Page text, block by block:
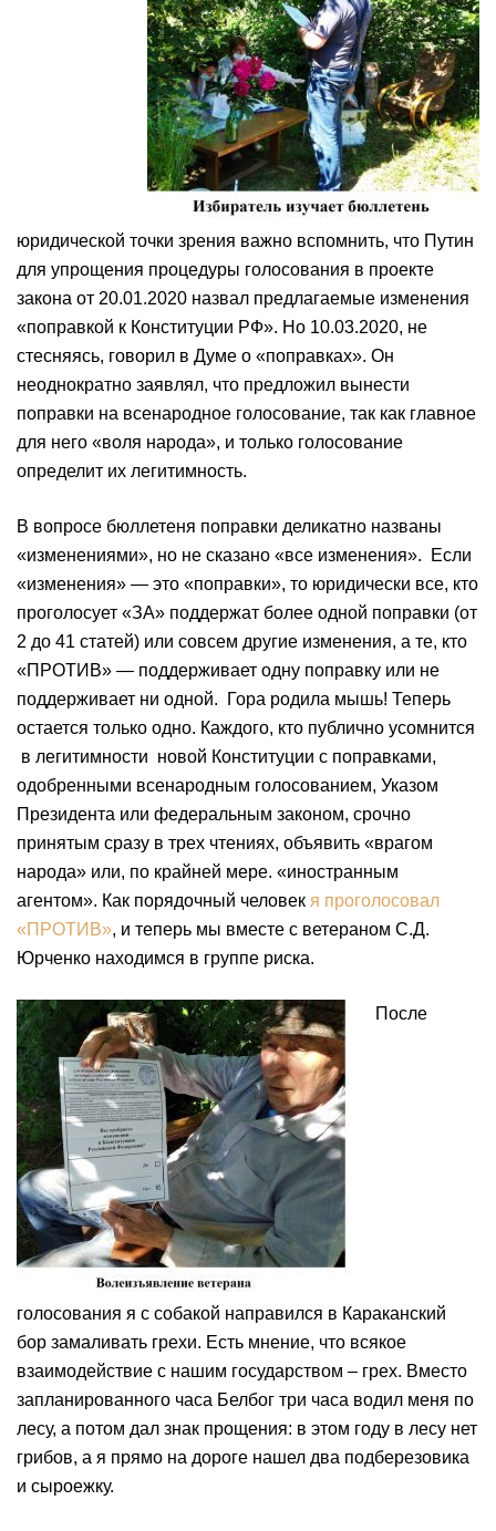
юридической точки зрения важно вспомнить, что Путин
для упрощения процедуры голосования в проекте
закона от 20.01.2020 назвал предлагаемые изменения
«поправкой к Конституции РФ». Но 10.03.2020, не
стесняясь, говорил в Думе о «поправках». Он
неоднократно заявлял, что предложил вынести
поправки на всенародное голосование, так как главное
для него «воля народа», и только голосование
определит их легитимность.
В вопросе бюллетеня поправки деликатно названы
«изменениями», но не сказано «все изменения». Если
«изменения» — это «поправки», то юридически все, кто
проголосует «ЗА» поддержат более одной поправки (от
2 до 41 статей) или совсем другие изменения, а те, кто
«ПРОТИВ» — поддерживает одну поправку или не
поддерживает ни одной. Гора родила мышь! Теперь
остается только одно. Каждого, кто публично усомнится
в легитимности новой Конституции с поправками,
одобренными всенародным голосованием, Указом
Президента или федеральным законом, срочно
принятым сразу в трех чтениях, объявить «врагом
народа» или, по крайней мере. «иностранным
агентом». Как порядочный человек я проголосовал
«ПРОТИВ», и теперь мы вместе с ветераном С.Д.
Юрченко находимся в группе риска.
После
голосования я с собакой направился в Караканский
бор замаливать грехи. Есть мнение, что всякое
взаимодействие с нашим государством – грех. Вместо
запланированного часа Белбог три часа водил меня по
лесу, а потом дал знак прощения: в этом году в лесу нет
грибов, а я прямо на дороге нашел два подберезовика
и сыроежку.